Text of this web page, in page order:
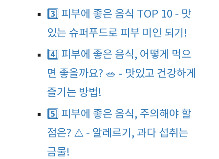
3️⃣ 피부에 좋은 음식 TOP 10 - 맛
있는 슈퍼푸드로 피부 미인 되기!
4️⃣ 피부에 좋은 음식, 어떻게 먹으
면 좋을까요? 🥗 - 맛있고 건강하게
즐기는 방법!
5️⃣ 피부에 좋은 음식, 주의해야 할
점은? ⚠️ - 알레르기, 과다 섭취는
금물!